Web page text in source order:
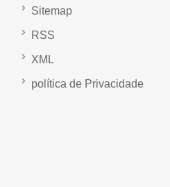
Sitemap
RSS
XML
política de Privacidade